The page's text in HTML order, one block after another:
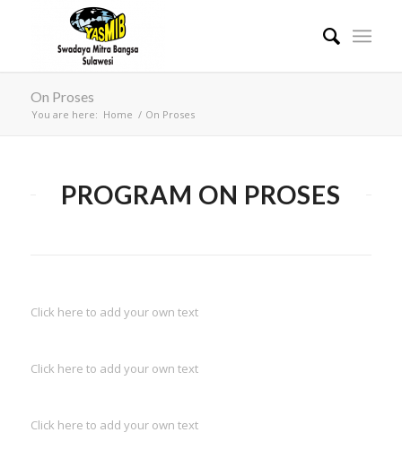
On Proses
You are here: Home / On Proses
PROGRAM ON PROSES
Click here to add your own text
Click here to add your own text
Click here to add your own text